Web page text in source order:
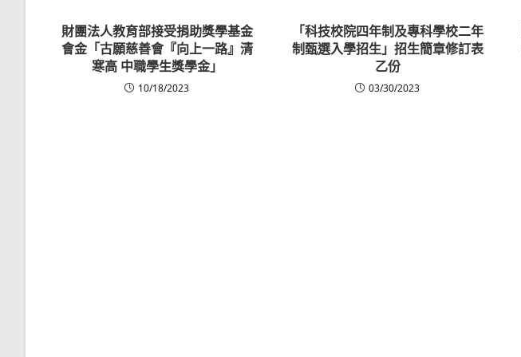
財團法人教育部接受捐助獎學基金
會金「古願慈善會『向上一路』清
寒高 中職學生獎學金」
10/18/2023
「科技校院四年制及專科學校二年
制甄選入學招生」招生簡章修訂表
乙份
03/30/2023